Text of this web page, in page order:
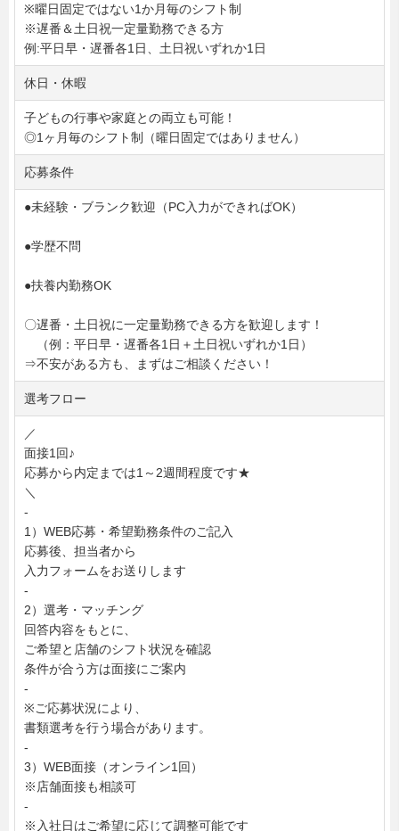
※曜日固定ではない1か月毎のシフト制
※遅番＆土日祝一定量勤務できる方
例:平日早・遅番各1日、土日祝いずれか1日
休日・休暇
子どもの行事や家庭との両立も可能！
◎1ヶ月毎のシフト制（曜日固定ではありません）
応募条件
●未経験・ブランク歓迎（PC入力ができればOK）
●学歴不問
●扶養内勤務OK
〇遅番・土日祝に一定量勤務できる方を歓迎します！
（例：平日早・遅番各1日＋土日祝いずれか1日）
⇒不安がある方も、まずはご相談ください！
選考フロー
／
面接1回♪
応募から内定までは1～2週間程度です★
＼
-
1）WEB応募・希望勤務条件のご記入
応募後、担当者から
入力フォームをお送りします
-
2）選考・マッチング
回答内容をもとに、
ご希望と店舗のシフト状況を確認
条件が合う方は面接にご案内
-
※ご応募状況により、
書類選考を行う場合があります。
-
3）WEB面接（オンライン1回）
※店舗面接も相談可
-
※入社日はご希望に応じて調整可能です